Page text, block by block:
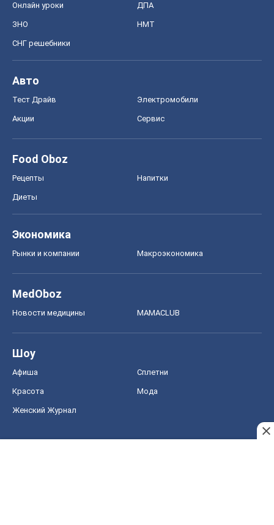
Онлайн уроки ДПА
ЗНО НМТ
СНГ решебники
Авто
Тест Драйв Электромобили
Акции Сервис
Food Oboz
Рецепты Напитки
Диеты
Экономика
Рынки и компании Mакроэкономика
MedOboz
Новости медицины MAMACLUB
Шоу
Афиша Сплетни
Красота Мода
Женский Журнал